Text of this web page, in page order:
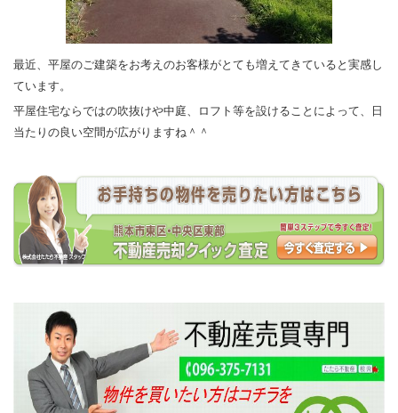
最近、平屋のご建築をお考えのお客様がとても増えてきていると実感し
ています。
平屋住宅ならではの吹抜けや中庭、ロフト等を設けることによって、日
当たりの良い空間が広がりますね＾＾